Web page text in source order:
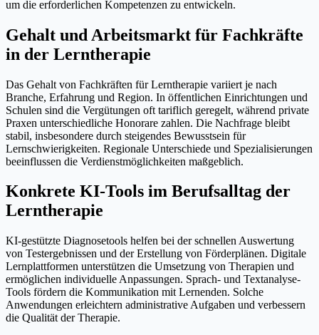
um die erforderlichen Kompetenzen zu entwickeln.
Gehalt und Arbeitsmarkt für Fachkräfte
in der Lerntherapie
Das Gehalt von Fachkräften für Lerntherapie variiert je nach
Branche, Erfahrung und Region. In öffentlichen Einrichtungen und
Schulen sind die Vergütungen oft tariflich geregelt, während private
Praxen unterschiedliche Honorare zahlen. Die Nachfrage bleibt
stabil, insbesondere durch steigendes Bewusstsein für
Lernschwierigkeiten. Regionale Unterschiede und Spezialisierungen
beeinflussen die Verdienstmöglichkeiten maßgeblich.
Konkrete KI-Tools im Berufsalltag der
Lerntherapie
KI-gestützte Diagnosetools helfen bei der schnellen Auswertung
von Testergebnissen und der Erstellung von Förderplänen. Digitale
Lernplattformen unterstützen die Umsetzung von Therapien und
ermöglichen individuelle Anpassungen. Sprach- und Textanalyse-
Tools fördern die Kommunikation mit Lernenden. Solche
Anwendungen erleichtern administrative Aufgaben und verbessern
die Qualität der Therapie.